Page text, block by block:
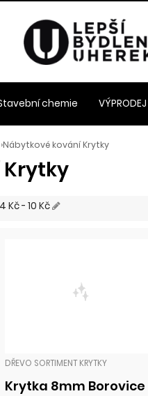
›Nábytkové kování Krytky
4 Kč - 10 Kč
DŘEVO SORTIMENT KRYTKY
Krytka 8mm Borovice
chemie VÝPRODEJ